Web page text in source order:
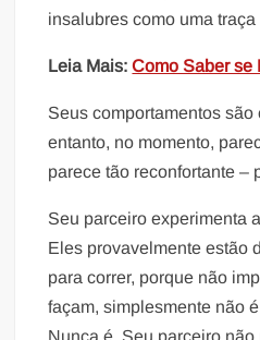
insalubres como uma
Leia Mais:Como Saber se
Seus comportamentos
entanto, no momento,
parece tão reconfortante –
Seu parceiro experimenta
Eles provavelmente estão
para correr, porque não
façam, simplesmente não
Nunca é. Seu parceiro